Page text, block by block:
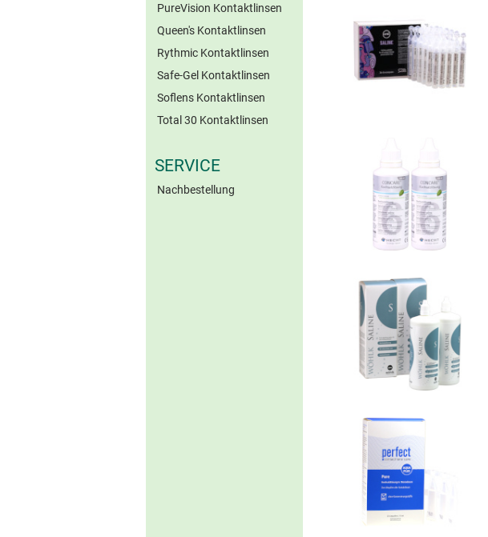
PureVision Kontaktlinsen
Queen's Kontaktlinsen
Rythmic Kontaktlinsen
Safe-Gel Kontaktlinsen
Soflens Kontaktlinsen
Total 30 Kontaktlinsen
SERVICE
Nachbestellung